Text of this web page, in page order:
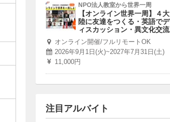
NPO法人教室から世界一周
【オンライン世界一周】４大
陸に友達をつくる・英語でデ
ィスカッション・異文化交流
オンライン開催/フルリモートOK
2026年9月1日(火)~2027年7月31日(土)
11,000円
注目アルバイト